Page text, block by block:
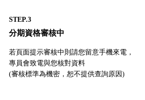
STEP.3
分期資格審核中
若頁面提示審核中則請您留意手機來電，
專員會致電與您核對資料
(審核標準為機密，恕不提供查詢原因)